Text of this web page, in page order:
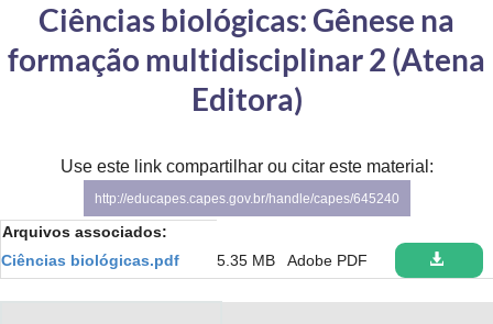
Controladoria-Geral da União
Ministério da Mulher, da Família e dos Direitos Humanos
Secretaria de Governo
Gabinete de Segurança Institucional
Advocacia-Geral da União
Ciências biológicas: Gênese na
formação multidisciplinar 2 (Atena
Editora)
Use este link compartilhar ou citar este material:
http://educapes.capes.gov.br/handle/capes/645240
Arquivos associados:
Ciências biológicas.pdf
5.35 MB Adobe PDF